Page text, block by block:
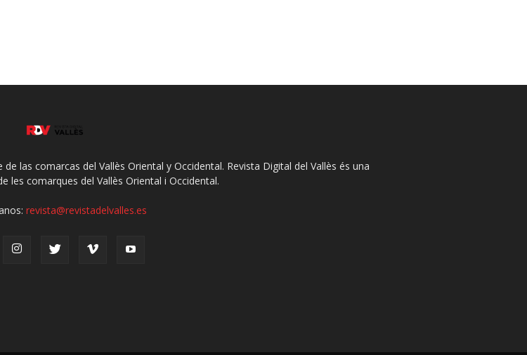
las comarcas del Vallès Oriental y Occidental. Revista Digital del Vallès és una
les comarques del Vallès Oriental i Occidental.
revista@revistadelvalles.es